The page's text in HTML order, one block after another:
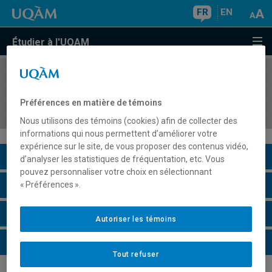
FR EN
Étudier à l'UQAM
COURS//
de la gestion client
Description du cours
Horaire - Été 2026
Horaire - Automne 2026
Horaire - Hiver 2027
Préférences en matière de témoins
Nous utilisons des témoins (cookies) afin de collecter des
informations qui nous permettent d’améliorer votre
expérience sur le site, de vous proposer des contenus vidéo,
d’analyser les statistiques de fréquentation, etc. Vous
pouvez personnaliser votre choix en sélectionnant
« Préférences ».
Tout refuser
Autoriser les témoins